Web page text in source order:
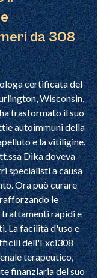
da 308
certificata del
Wisconsin,
trasformato il suo
autoimmuni della
e la vitiligine.
Dika doveva
specialisti a causa
Ora può curare
le
trattamenti rapidi e
La facilità d'uso e
dell'Exci308
terapeutico,
finanziaria del suo